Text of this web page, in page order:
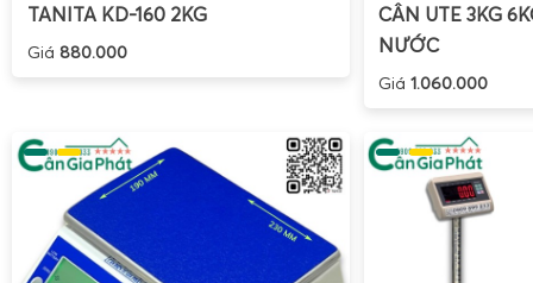
TANITA KD-160 2KG
Giá 880.000
CÂN UTE 3KG
NƯỚC
Giá1.060.000